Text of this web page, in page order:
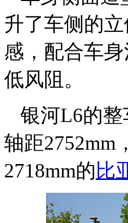
升了车侧的
感，配合车
低风阻。
银河L6的整
轴距2752mm
2718mm的 比